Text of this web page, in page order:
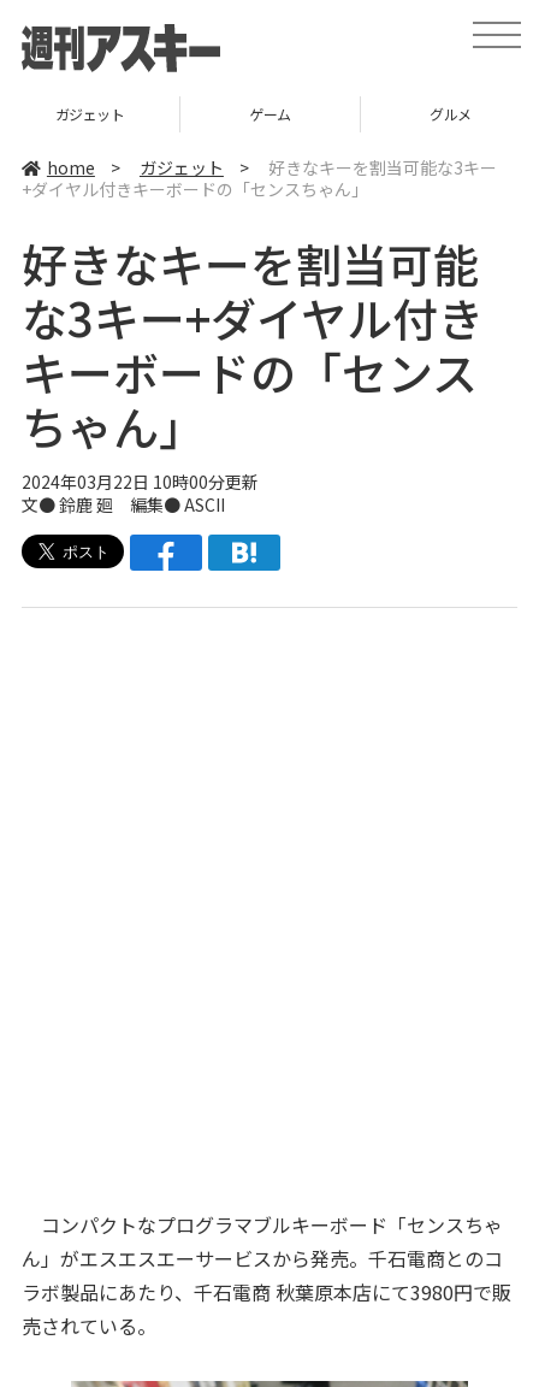
t
o
ガジェット ゲーム グルメ
home > ガジェット >
好きなキーを割当可能な3キー
+ダイヤル付きキーボードの「センスちゃん」
好きなキーを割当可能
な3キー+ダイヤル付き
キーボードの「センス
ちゃん」
2024年03月22日 10時00分更新
文● 鈴鹿 廻 編集● ASCII
コンパクトなプログラマブルキーボード「センスちゃ
ん」がエスエスエーサービスから発売。千石電商とのコ
ラボ製品にあたり、千石電商 秋葉原本店にて3980円で販
売されている。